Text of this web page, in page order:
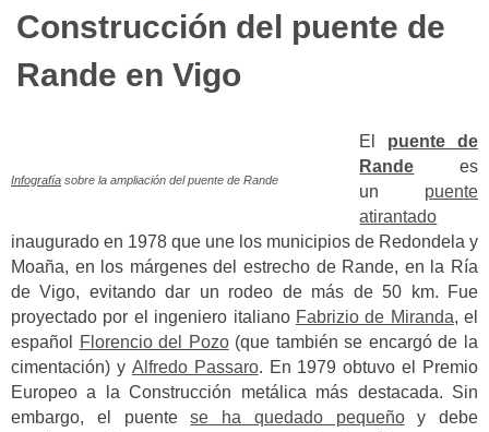
Construcción del puente de
Rande en Vigo
Infografía sobre la ampliación del puente de Rande
El puente de
Rande es
un puente
atirantado
inaugurado en 1978 que une los municipios de Redondela y
Moaña, en los márgenes del estrecho de Rande, en la Ría
de Vigo, evitando dar un rodeo de más de 50 km. Fue
proyectado por el ingeniero italiano Fabrizio de Miranda, el
español
Florencio del Pozo(que también se encargó de la
cimentación) y Alfredo Passaro. En 1979 obtuvo el Premio
Europeo a la Construcción metálica más destacada. Sin
embargo, el puentese ha quedado pequeñoy debe